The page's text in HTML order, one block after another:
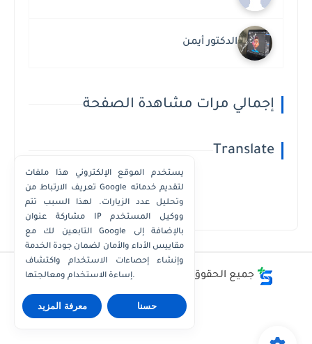
الدكتور أيمن
إجمالي مرات مشاهدة الصفحة
Translate
Powered by Translate
جميع الحقوق محفوظة © أفضل - أسعار - أرقام
يستخدم الموقع الإلكتروني هذا ملفات
تعريف الارتباط من Google لتقديم خدماته
وتحليل عدد الزيارات. لهذا السبب تتم
مشاركة عنوان IP ووكيل المستخدم
التابعين لك مع Google بالإضافة إلى
مقاييس الأداء والأمان لضمان جودة الخدمة
وإنشاء إحصاءات الاستخدام واكتشاف
إساءة الاستخدام ومعالجتها.
معرفة المزيد حسنا